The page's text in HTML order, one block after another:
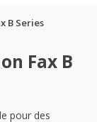
B Series
Fax B
pour des